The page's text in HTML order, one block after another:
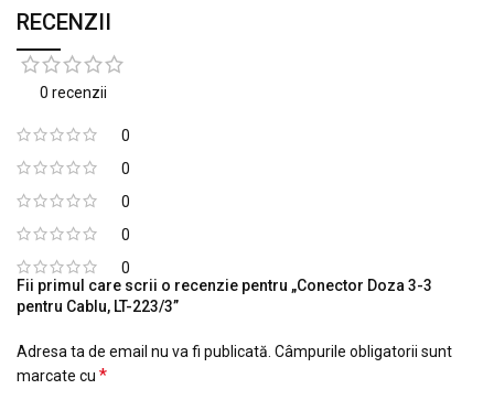
RECENZII
0 recenzii
0
0
0
0
0
Fii primul care scrii o recenzie pentru „Conector Doza 3-3
pentru Cablu, LT-223/3”
Adresa ta de email nu va fi publicată. Câmpurile obligatorii sunt
marcate cu *